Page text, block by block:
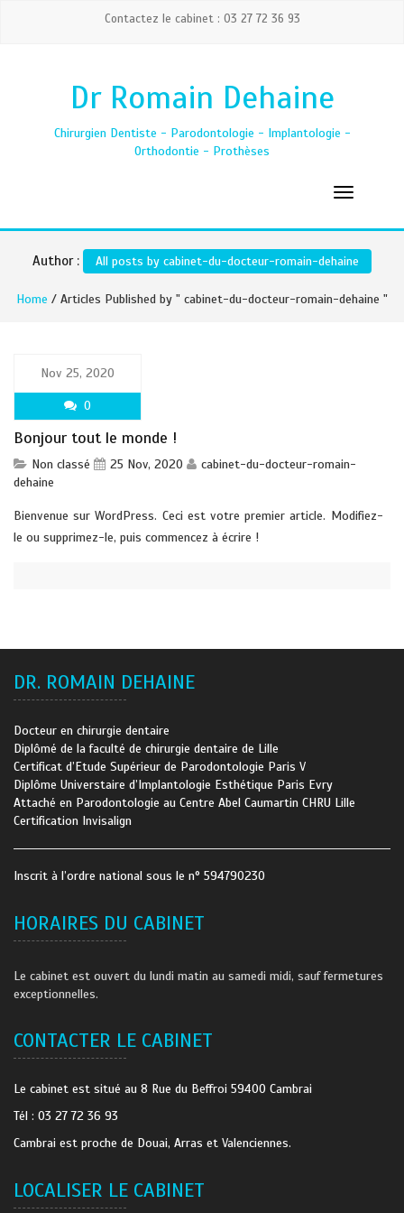
Contactez le cabinet : 03 27 72 36 93
Dr Romain Dehaine
Chirurgien Dentiste - Parodontologie - Implantologie -
Orthodontie - Prothèses
Author : All posts by cabinet-du-docteur-romain-dehaine
Home / Articles Published by " cabinet-du-docteur-romain-dehaine "
Nov 25, 2020
0
Bonjour tout le monde !
Non classé 25 Nov, 2020
cabinet-du-docteur-romain-
dehaine
Bienvenue sur WordPress. Ceci est votre premier article. Modifiez-
le ou supprimez-le, puis commencez à écrire !
DR. ROMAIN DEHAINE
Docteur en chirurgie dentaire
Diplômé de la faculté de chirurgie dentaire de Lille
Certificat d’Etude Supérieur de Parodontologie Paris V
Diplôme Universtaire d’Implantologie Esthétique Paris Evry
Attaché en Parodontologie au Centre Abel Caumartin CHRU Lille
Certification Invisalign
Inscrit à l’ordre national sous le n° 594790230
HORAIRES DU CABINET
Le cabinet est ouvert du lundi matin au samedi midi, sauf fermetures
exceptionnelles.
CONTACTER LE CABINET
Le cabinet est situé au 8 Rue du Beffroi 59400 Cambrai
Tél : 03 27 72 36 93
Cambrai est proche de Douai, Arras et Valenciennes.
LOCALISER LE CABINET